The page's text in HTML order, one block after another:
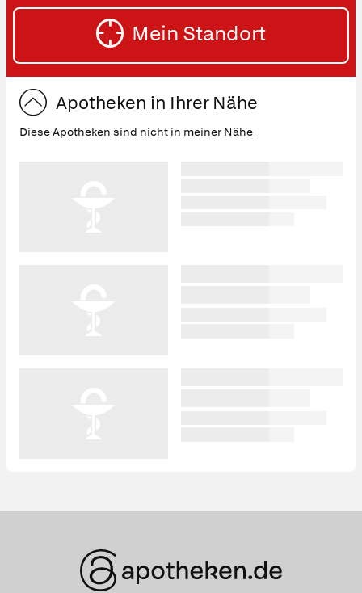
Straße
Mein Standort
Apotheken in Ihrer Nähe
Diese Apotheken sind nicht in meiner Nähe